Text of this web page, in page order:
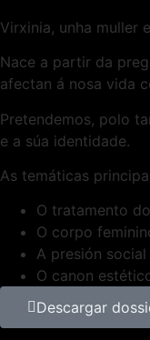
Virxinia, unha muller
Nace a partir da
afectan á nosa vida
Pretendemos, polo
e a súa identidade.
As temáticas
O tratamento
O corpo
A presión
O canon
Descargar